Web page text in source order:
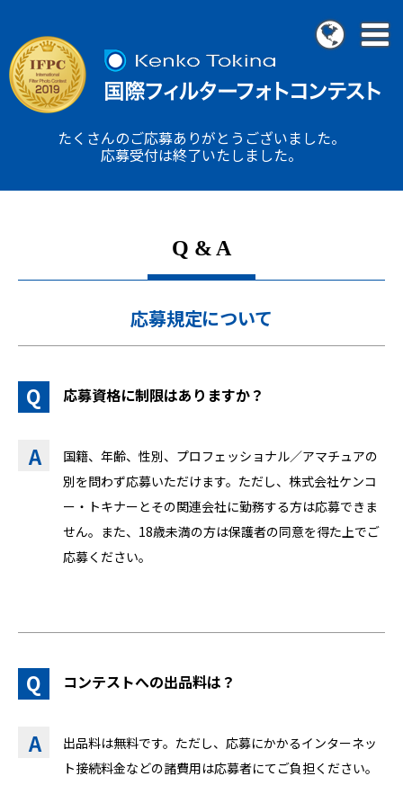
たくさんのご応募ありがとうございました。
応募受付は終了いたしました。
Q & A
応募規定について
応募資格に制限はありますか？
国籍、年齢、性別、プロフェッショナル／アマチュアの
別を問わず応募いただけます。ただし、株式会社ケンコ
ー・トキナーとその関連会社に勤務する方は応募できま
せん。また、18歳未満の方は保護者の同意を得た上でご
応募ください。
コンテストへの出品料は？
出品料は無料です。ただし、応募にかかるインターネッ
ト接続料金などの諸費用は応募者にてご負担ください。